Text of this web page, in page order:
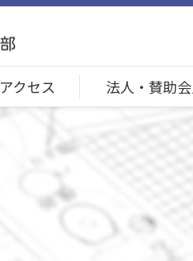
アクセス 法人・賛助